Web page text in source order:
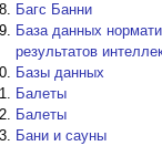
Багс Банни
База данных
результатов
Базы данных
Балеты
Балеты
Бани и сауны